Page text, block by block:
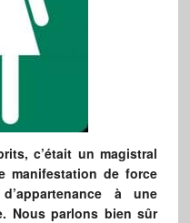
c’était un magistral
manifestation de force
à une
Nous parlons bien sûr